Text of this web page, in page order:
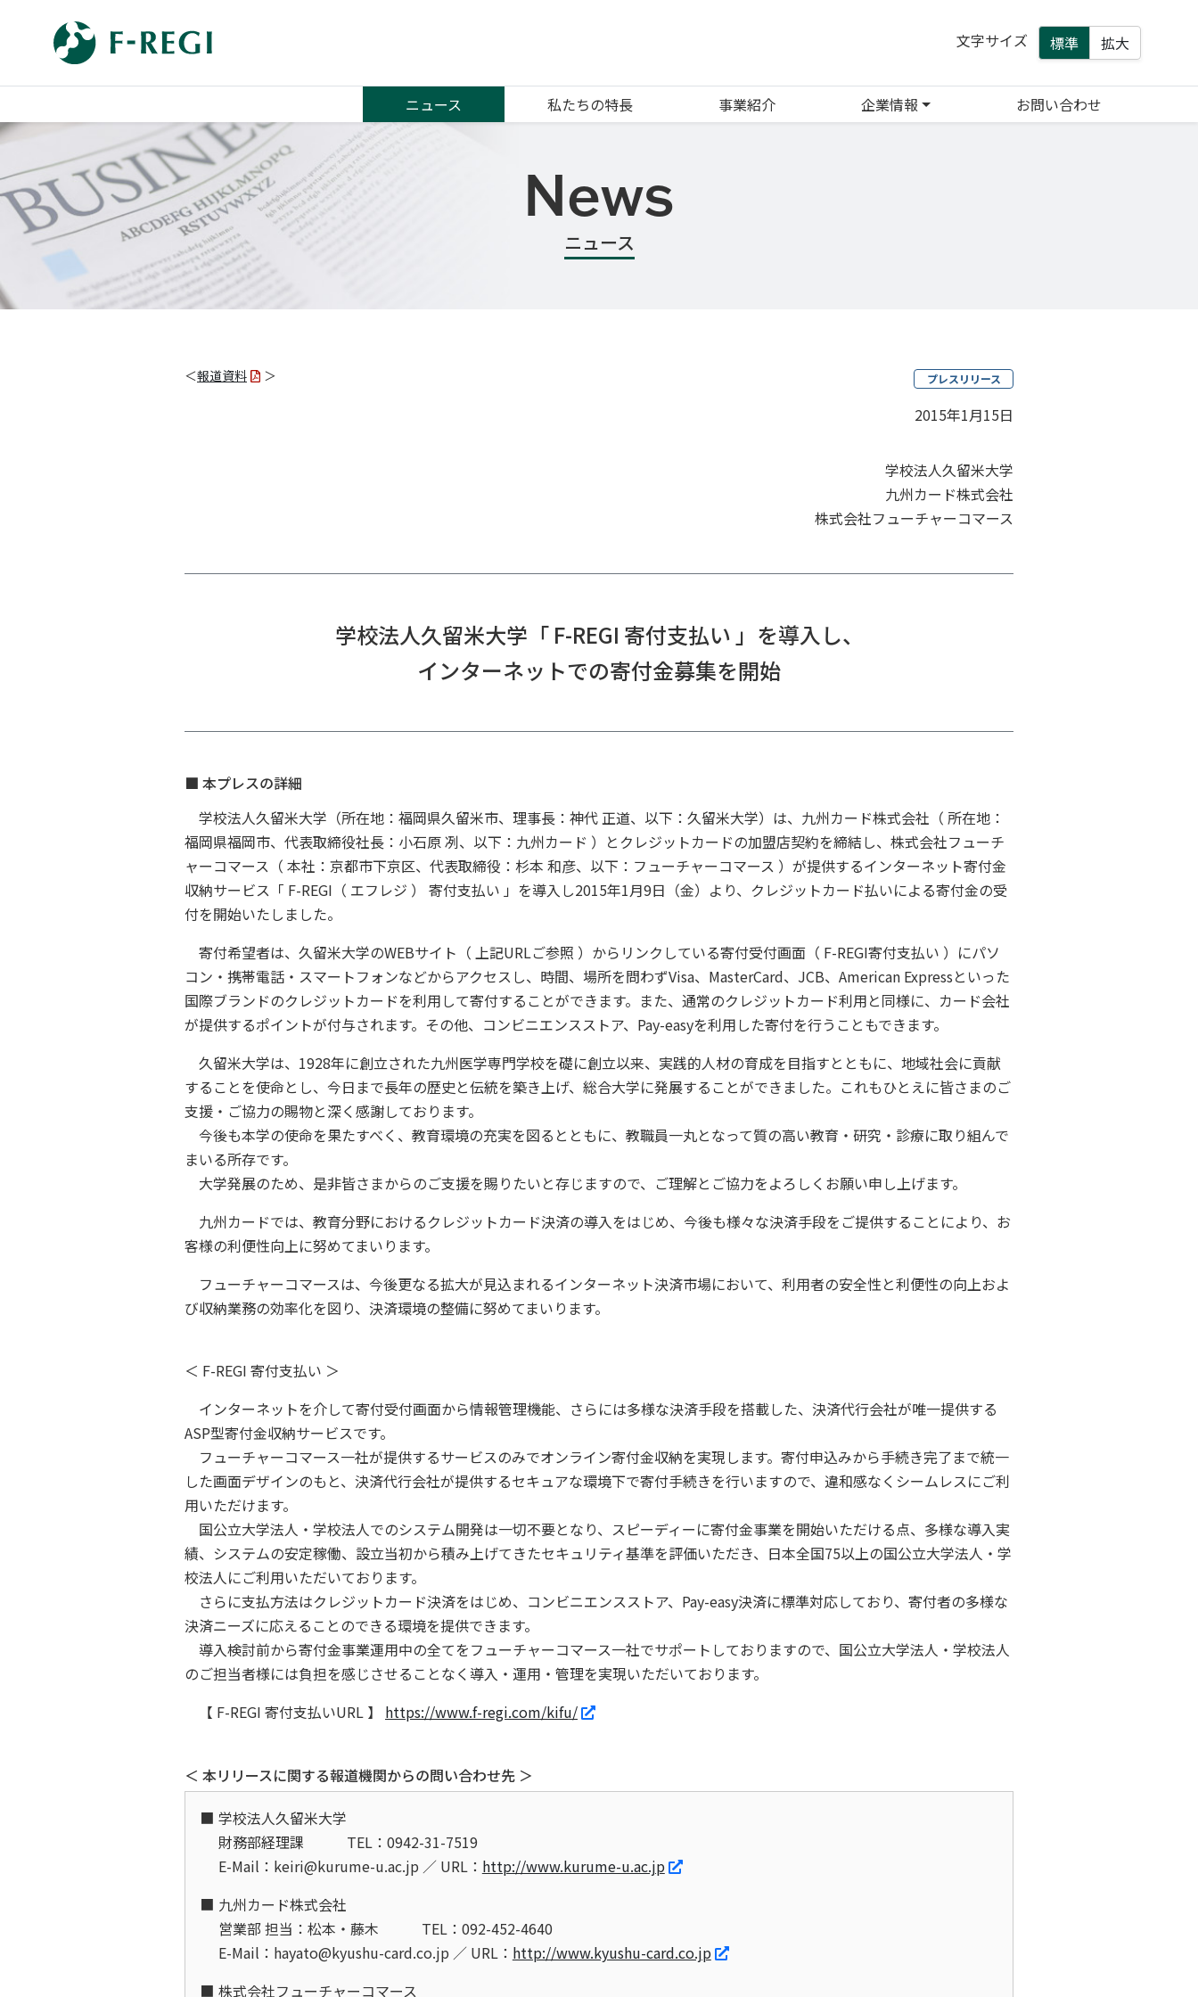
文字サイズ 標準 拡大
ニュース 私たちの特長 事業紹介 企業情報 お問い合わせ
News
ニュース
＜報道資料 ＞ プレスリリース
2015年1月15日
学校法人久留米大学
九州カード株式会社
株式会社フューチャーコマース
学校法人久留米大学「 F-REGI 寄付支払い 」を導入し、
インターネットでの寄付金募集を開始
■ 本プレスの詳細
学校法人久留米大学（所在地：福岡県久留米市、理事長：神代 正道、以下：久留米大学）は、九州カード株式会社（ 所在地：
福岡県福岡市、代表取締役社長：小石原 冽、以下：九州カード ）とクレジットカードの加盟店契約を締結し、株式会社フューチ
ャーコマース（ 本社：京都市下京区、代表取締役：杉本 和彦、以下：フューチャーコマース ）が提供するインターネット寄付金
収納サービス「 F-REGI（ エフレジ ） 寄付支払い 」を導入し2015年1月9日（金）より、クレジットカード払いによる寄付金の受
付を開始いたしました。
寄付希望者は、久留米大学のWEBサイト（ 上記URLご参照 ）からリンクしている寄付受付画面（ F-REGI寄付支払い ）にパソ
コン・携帯電話・スマートフォンなどからアクセスし、時間、場所を問わずVisa、MasterCard、JCB、American Expressといった
国際ブランドのクレジットカードを利用して寄付することができます。また、通常のクレジットカード利用と同様に、カード会社
が提供するポイントが付与されます。その他、コンビニエンスストア、Pay-easyを利用した寄付を行うこともできます。
久留米大学は、1928年に創立された九州医学専門学校を礎に創立以来、実践的人材の育成を目指すとともに、地域社会に貢献
することを使命とし、今日まで長年の歴史と伝統を築き上げ、総合大学に発展することができました。これもひとえに皆さまのご
支援・ご協力の賜物と深く感謝しております。
今後も本学の使命を果たすべく、教育環境の充実を図るとともに、教職員一丸となって質の高い教育・研究・診療に取り組んで
まいる所存です。
大学発展のため、是非皆さまからのご支援を賜りたいと存じますので、ご理解とご協力をよろしくお願い申し上げます。
九州カードでは、教育分野におけるクレジットカード決済の導入をはじめ、今後も様々な決済手段をご提供することにより、お
客様の利便性向上に努めてまいります。
フューチャーコマースは、今後更なる拡大が見込まれるインターネット決済市場において、利用者の安全性と利便性の向上およ
び収納業務の効率化を図り、決済環境の整備に努めてまいります。
＜ F-REGI 寄付支払い ＞
インターネットを介して寄付受付画面から情報管理機能、さらには多様な決済手段を搭載した、決済代行会社が唯一提供する
ASP型寄付金収納サービスです。
フューチャーコマース一社が提供するサービスのみでオンライン寄付金収納を実現します。寄付申込みから手続き完了まで統一
した画面デザインのもと、決済代行会社が提供するセキュアな環境下で寄付手続きを行いますので、違和感なくシームレスにご利
用いただけます。
国公立大学法人・学校法人でのシステム開発は一切不要となり、スピーディーに寄付金事業を開始いただける点、多様な導入実
績、システムの安定稼働、設立当初から積み上げてきたセキュリティ基準を評価いただき、日本全国75以上の国公立大学法人・学
校法人にご利用いただいております。
さらに支払方法はクレジットカード決済をはじめ、コンビニエンスストア、Pay-easy決済に標準対応しており、寄付者の多様な
決済ニーズに応えることのできる環境を提供できます。
導入検討前から寄付金事業運用中の全てをフューチャーコマース一社でサポートしておりますので、国公立大学法人・学校法人
のご担当者様には負担を感じさせることなく導入・運用・管理を実現いただいております。
【 F-REGI 寄付支払いURL 】 https://www.f-regi.com/kifu/
＜ 本リリースに関する報道機関からの問い合わせ先 ＞
学校法人久留米大学
財務部経理課
TEL：0942-31-7519
E-Mail：keiri@kurume-u.ac.jp ／ URL： http://www.kurume-u.ac.jp
九州カード株式会社
営業部 担当：松本・藤木
TEL：092-452-4640
E-Mail：hayato@kyushu-card.co.jp ／ URL： http://www.kyushu-card.co.jp
株式会社フューチャーコマース